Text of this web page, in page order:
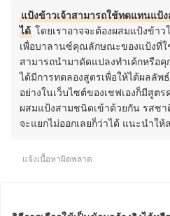
มาทำงานในร้านในตำแหน่ง Pastry
ปัจจุบันได้เข้ามาร่วมงานกับ
2022) ส่วนตัวชอบขีดเขียนและถ่ายรูปขนมสวยๆ ตามสไตล์พร้อมเอกลักษณ์และ
Signature ที่ชัดเจน ชอบเดินทางท่องเ
ปากกาเขียนหนังสือเบเกอรี่ “Bake with
ทำงานสายขนมหวานอย่างจริงจังที่ร้านเ
Top 50 Best Coffee Of The World
แป้งข้าวเจ้าสามารถใช้ทดแทนแป้
ได้ โดยเราอาจจะต้องผสมแป้งข้า
เพื่อบาลานซ์คุณลักษณะของแป้งที่ใ
สามารถนำมาดัดแปลงทำเค้กหรือคุ
ได้มีการทดลองสูตรเพื่อให้ได้ผลลั
อย่างในเว็บไซต์ของเชฟเองก็มีสูต
ผสมแป้งสามชนิดเข้าด้วยกัน รสช
จะแยกไม่ออกเลยก็ว่าได้ แนะนำให้
แจ้งเนื้อหาผิดพลาด